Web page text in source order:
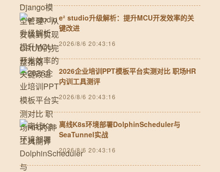
e² studio升级解析：提升MCU开发效率的关
键改进
2026/8/6 20:43:16
2026企业培训PPT模板平台实测对比 职场HR
内训工具测评
2026/8/6 20:43:16
离线K8s环境部署DolphinScheduler与
SeaTunnel实战
2026/8/6 20:43:16